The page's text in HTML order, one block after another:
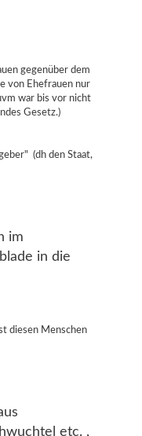
gegenüber dem
von Ehefrauen nur
war bis vor nicht
Gesetz.)
(dh den Staat,
im
in die
diesen Menschen
etc. ,